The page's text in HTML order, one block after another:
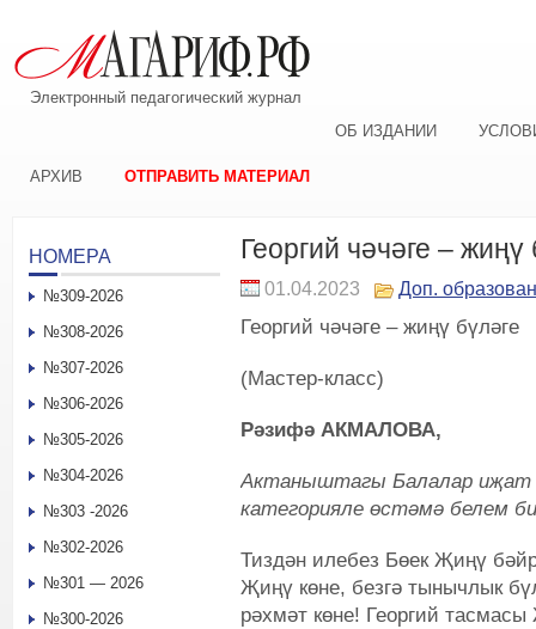
Электронный педагогический журнал
ОБ ИЗДАНИИ
АРХИВ ОТПРАВИТЬ МАТЕРИАЛ
Георгий чәчәге – жиңү
01.04.2023 Доп.
Георгий чәчәге – жиңү бүләге
(Мастер-класс)
Рәзифә АКМАЛОВА,
Актаныштагы Балалар иҗат
категорияле өстәмә белем
Тиздән илебез Бөек Җиңү
Җиңү көне, безгә тынычлык
рәхмәт көне! Георгий
НОМЕРА
№309-2026
№308-2026
№307-2026
№306-2026
№305-2026
№304-2026
№303 -2026
№302-2026
№301 — 2026
№300-2026